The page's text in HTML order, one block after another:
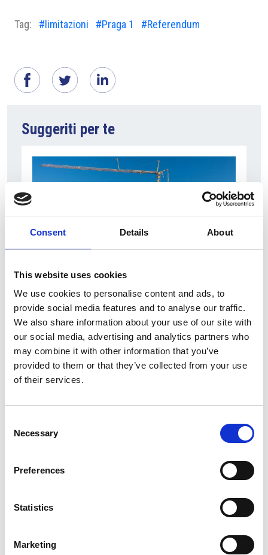
Consent Details About
This website uses cookies
We use cookies to personalise content and ads, to
provide social media features and to analyse our traffic.
We also share information about your use of our site with
our social media, advertising and analytics partners who
may combine it with other information that you’ve
provided to them or that they’ve collected from your use
of their services.
Selection
Necessary
Preferences
Statistics
Marketing
Tag: #limitazioni #Praga 1 #Referendum
Suggeriti per te
Nel primo semestre è aumentata fortemente la
Repubblica Ceca
Repubblica Ceca